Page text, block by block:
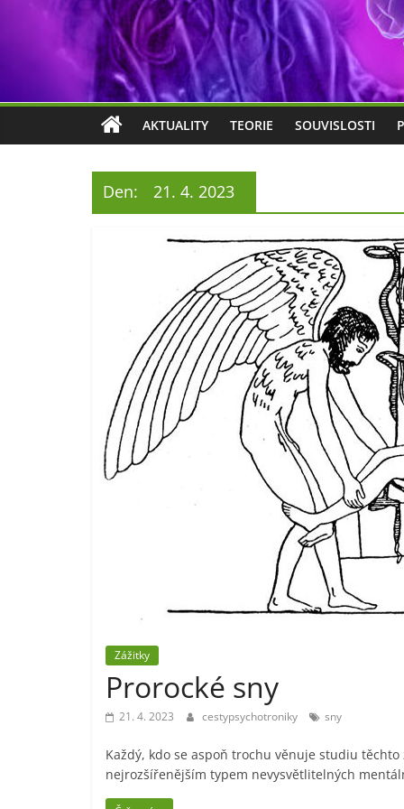
AKTUALITY TEORIE SOUVISLOSTI
Den: 21. 4. 2023
Zážitky
Prorocké sny
21. 4. 2023 cestypsychotroniky sny
Každý, kdo se aspoň trochu věnuje studiu
nejrozšířenějším typem nevysvětlitelných